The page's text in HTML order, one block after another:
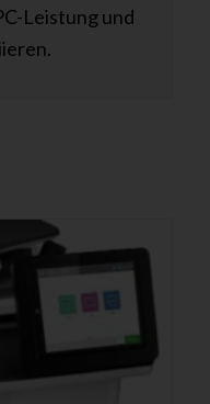
Leistung und